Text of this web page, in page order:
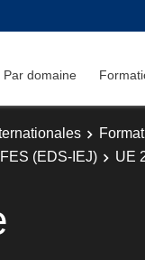
Par domaine
(EDS-IEJ)
UE